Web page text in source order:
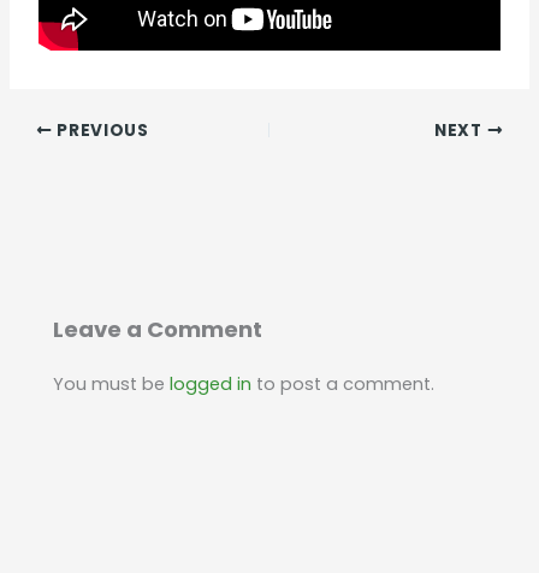
PREVIOUS NEXT
Leave a Comment
You must belogged in to post a comment.